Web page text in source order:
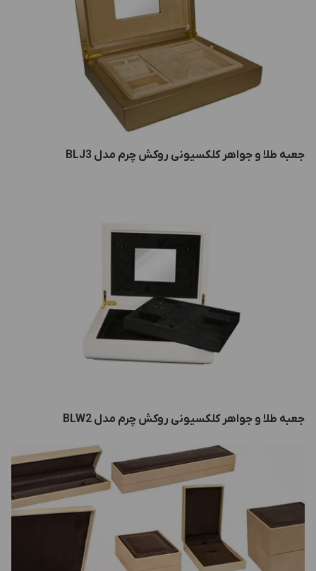
جعبه طلا و جواهر کلکسیونی روکش چرم مدل BLJ3
جعبه طلا و جواهر کلکسیونی روکش چرم مدل BLW2